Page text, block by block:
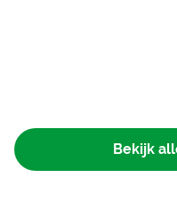
Bekijk